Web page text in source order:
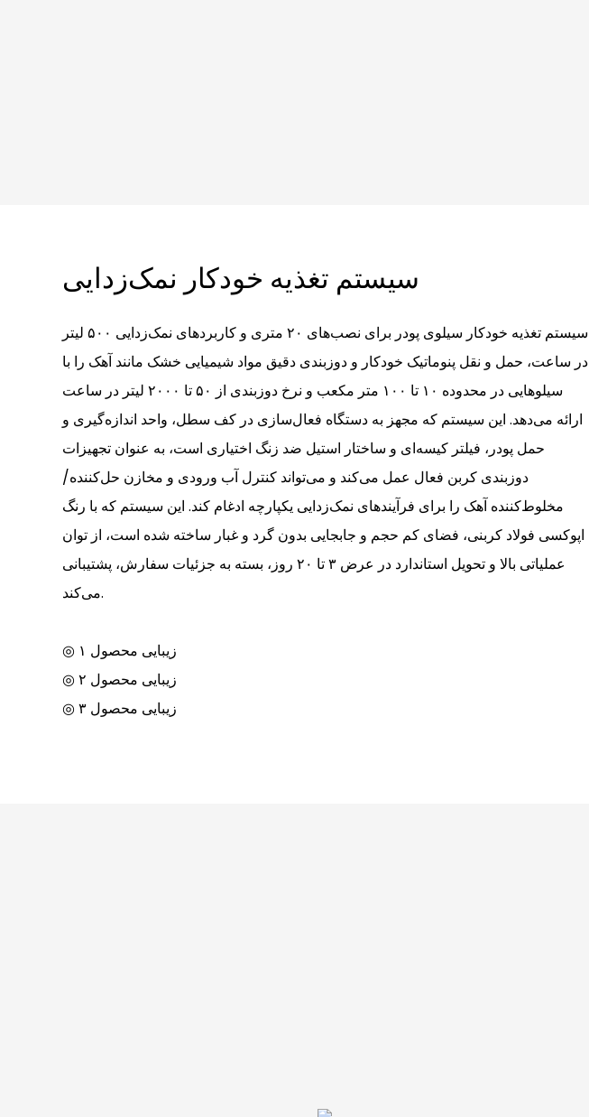
سیستم تغذیه خودکار نمک‌زدایی
سیستم تغذیه خودکار سیلوی پودر برای نصب‌های ۲۰ متری و کاربردهای نمک‌زدایی ۵۰۰ لیتر
در ساعت، حمل و نقل پنوماتیک خودکار و دوزبندی دقیق مواد شیمیایی خشک مانند آهک را با
سیلوهایی در محدوده ۱۰ تا ۱۰۰ متر مکعب و نرخ دوزبندی از ۵۰ تا ۲۰۰۰ لیتر در ساعت
ارائه می‌دهد. این سیستم که مجهز به دستگاه فعال‌سازی در کف سطل، واحد اندازه‌گیری و
حمل پودر، فیلتر کیسه‌ای و ساختار استیل ضد زنگ اختیاری است، به عنوان تجهیزات
دوزبندی کربن فعال عمل می‌کند و می‌تواند کنترل آب ورودی و مخازن حل‌کننده/
مخلوط‌کننده آهک را برای فرآیندهای نمک‌زدایی یکپارچه ادغام کند. این سیستم که با رنگ
اپوکسی فولاد کربنی، فضای کم حجم و جابجایی بدون گرد و غبار ساخته شده است، از توان
عملیاتی بالا و تحویل استاندارد در عرض ۳ تا ۲۰ روز، بسته به جزئیات سفارش، پشتیبانی
می‌کند.
◎ زیبایی محصول ۱
◎ زیبایی محصول ۲
◎ زیبایی محصول ۳